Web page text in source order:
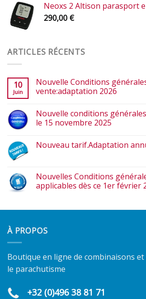
Neoxs 2 Altison parasport
290,00 €
ARTICLES RÉCENTS
10
Juin
Nouvelle Conditions
vente:adaptation 2026
Nouvelle conditions
le 15 novembre 2025
Nouveau tarif.Adaptation
Nouvelles Conditions
applicables dès ce 1er février
À PROPOS
Boutique en ligne de combinaisons
le parachutisme
+32 (0)496 38 81 71